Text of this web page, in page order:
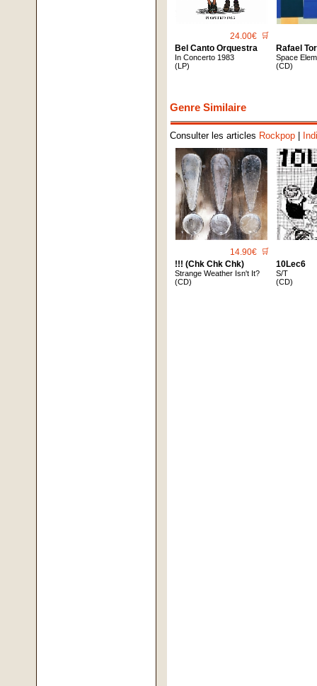
24.00€ 🛒
Bel Canto Orquestra
In Concerto 1983
(LP)
Rafael
Space
(CD)
Genre Similaire
Consulter les articles Rockpop
14.90€ 🛒
!!! (Chk Chk Chk)
Strange Weather Isn't It?
(CD)
10Lec6
S/T
(CD)